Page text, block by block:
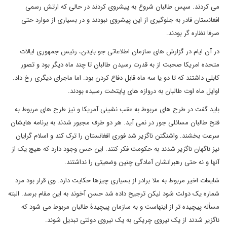
می کردند. سپس طالبان شروع به پیشروی کردند در حالی که ارتش رسمی
افغانستان قادر به جلوگیری از این پیشروی نبودند و در بسیاری از موارد حتی
صرفا نظاره گر بودند.
در آن ایام در گزارش های سازمان اطلاعاتی جو بایدن، رئیس جمهوری ایالات
متحده امریکا صحبت از به قدرت رسیدن طالبان تا چند ماه دیگر بود و تصور
کابلی داشتند که تا دو یا سه ماه قابل دفاع کردن بود. اما ماجرای دیگری رخ داد.
اوایل ماه اوت طالبان به دروازه های پایتخت رسیده بودند.
باید گفت در طرح های مربوط به عقب نشینی آمریکا و نیز طرح های مربوط به
فتح طالبان مسائلی جور در نمی آید. هر دو طرف مجبور شدند به برنامه هایشان
سرعت بخشند. واشنگتن ناگزیر شد فوری افغانستان را ترک کند و اسلام گرایان
نیز ناگهان ناگزیر شدند به حکومت فکر کنند. این حس وجود دارد که هیچ یک از
آنها و نه حتی رهبرانشان آمادگی چنین وضعیتی را نداشتند.
شایعات اخیر مربوط به ملا برادر از بسیاری چیزها حکایت دارد. وی قرار بود مرد
شماره یک دولت شود لیکن ترجیح داده شد حسن آخوند به این مقام برسد. البته
مسأله پیچیده تر از اینهاست و به سازمان پیچیدۀ طالبان مربوط می شود که
ناگزیر شدند از یک نیروی چریکی به یک نیروی دولتی تبدیل شوند.